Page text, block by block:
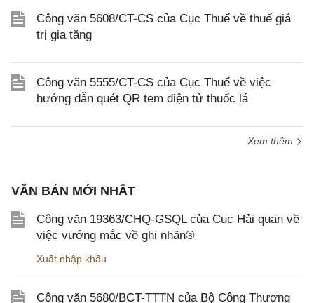
Công văn 5608/CT-CS của Cục Thuế về thuế giá
trị gia tăng
Công văn 5555/CT-CS của Cục Thuế về việc
hướng dẫn quét QR tem điện tử thuốc lá
Xem thêm
VĂN BẢN MỚI NHẤT
Công văn 19363/CHQ-GSQL của Cục Hải quan về
việc vướng mắc về ghi nhãn®
Xuất nhập khẩu
Công văn 5680/BCT-TTTN của Bộ Công Thương